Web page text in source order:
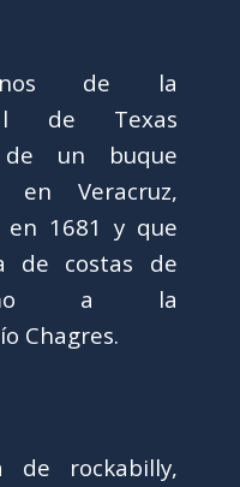
de la
de Texas
de un buque
en Veracruz,
en 1681 y que
de costas de
a la
Chagres.
de rockabilly,